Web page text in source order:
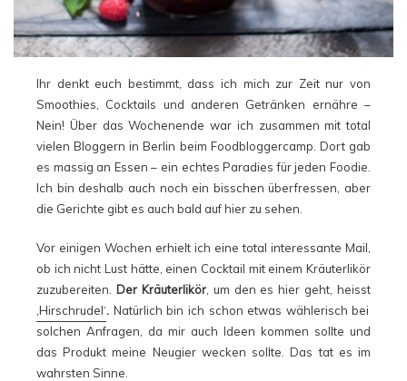
Ihr denkt euch bestimmt, dass ich mich zur Zeit nur von
Smoothies, Cocktails und anderen Getränken ernähre –
Nein! Über das Wochenende war ich zusammen mit total
vielen Bloggern in Berlin beim Foodbloggercamp. Dort gab
es massig an Essen – ein echtes Paradies für jeden Foodie.
Ich bin deshalb auch noch ein bisschen überfressen, aber
die Gerichte gibt es auch bald auf hier zu sehen.
Vor einigen Wochen erhielt ich eine total interessante Mail,
ob ich nicht Lust hätte, einen Cocktail mit einem Kräuterlikör
zuzubereiten. Der Kräuterlikör, um den es hier geht, heisst
‚Hirschrudel‘. Natürlich bin ich schon etwas wählerisch bei
solchen Anfragen, da mir auch Ideen kommen sollte und
das Produkt meine Neugier wecken sollte. Das tat es im
wahrsten Sinne.